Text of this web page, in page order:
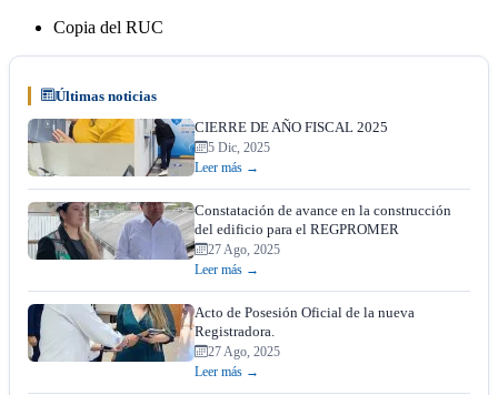
Copia del RUC
Últimas noticias
CIERRE DE AÑO FISCAL 2025
5 Dic, 2025
Leer más →
Constatación de avance en la construcción
del edificio para el REGPROMER
27 Ago, 2025
Leer más →
Acto de Posesión Oficial de la nueva
Registradora.
27 Ago, 2025
Leer más →